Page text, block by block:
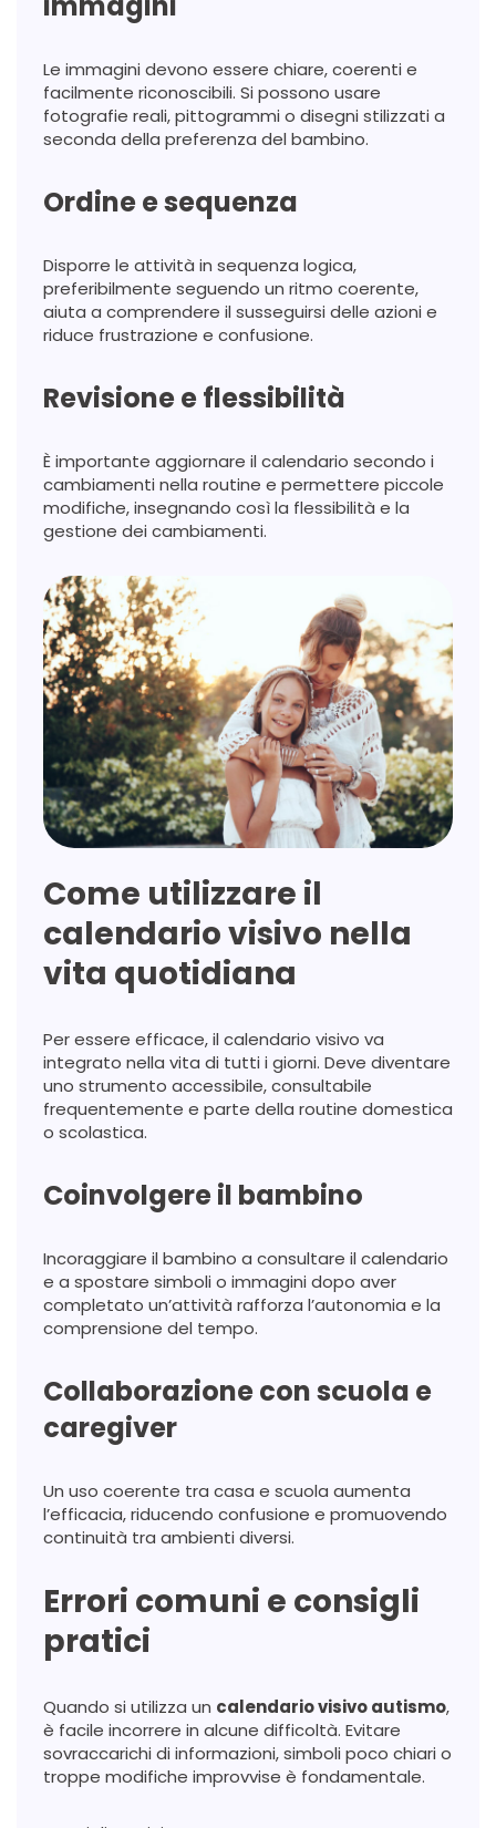
Le immagini devono essere chiare, coerenti e
facilmente riconoscibili. Si possono usare
fotografie reali, pittogrammi o disegni stilizzati a
seconda della preferenza del bambino.
Ordine e sequenza
Disporre le attività in sequenza logica,
preferibilmente seguendo un ritmo coerente,
aiuta a comprendere il susseguirsi delle azioni e
riduce frustrazione e confusione.
Revisione e flessibilità
È importante aggiornare il calendario secondo i
cambiamenti nella routine e permettere piccole
modifiche, insegnando così la flessibilità e la
gestione dei cambiamenti.
Come utilizzare il
calendario visivo nella
vita quotidiana
Per essere efficace, il calendario visivo va
integrato nella vita di tutti i giorni. Deve diventare
uno strumento accessibile, consultabile
frequentemente e parte della routine domestica
o scolastica.
Coinvolgere il bambino
Incoraggiare il bambino a consultare il calendario
e a spostare simboli o immagini dopo aver
completato un’attività rafforza l’autonomia e la
comprensione del tempo.
Collaborazione con scuola e
caregiver
Un uso coerente tra casa e scuola aumenta
l’efficacia, riducendo confusione e promuovendo
continuità tra ambienti diversi.
Errori comuni e consigli
pratici
Quando si utilizza un calendario visivo autismo,
è facile incorrere in alcune difficoltà. Evitare
sovraccarichi di informazioni, simboli poco chiari o
troppe modifiche improvvise è fondamentale.